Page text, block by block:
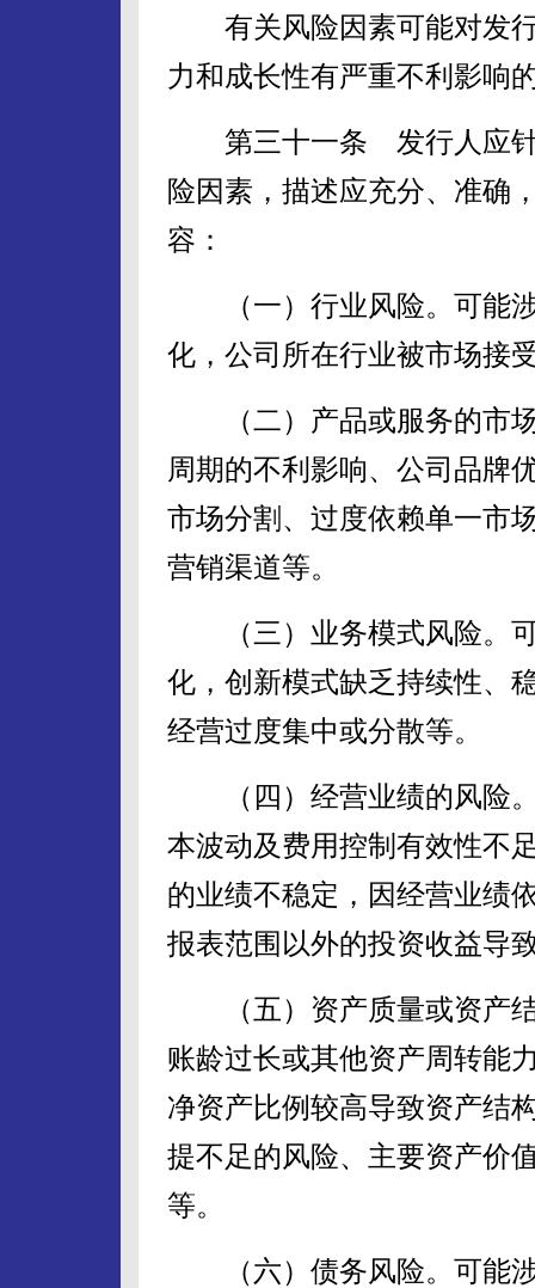
有关风险因素可能对发行
力和成长性有严重不利影响
第三十一条 发行人应针
险因素，描述应充分、准确
容：
（一）行业风险。可能涉
化，公司所在行业被市场接
（二）产品或服务的市场
周期的不利影响、公司品牌
市场分割、过度依赖单一市
营销渠道等。
（三）业务模式风险。可
化，创新模式缺乏持续性、
经营过度集中或分散等。
（四）经营业绩的风险。
本波动及费用控制有效性不
的业绩不稳定，因经营业绩
报表范围以外的投资收益导
（五）资产质量或资产结
账龄过长或其他资产周转能
净资产比例较高导致资产结
提不足的风险、主要资产价
等。
（六）债务风险。可能涉